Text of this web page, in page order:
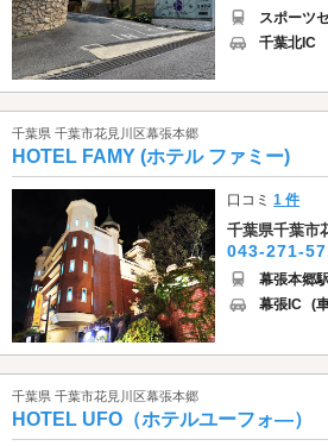
スポーツ
千葉北IC
千葉県 千葉市花見川区幕張本郷
HOTEL FAMY (ホテル ファミー)
口コミ1 件
千葉県千葉市
043-271-
幕張本郷
幕張IC (
千葉県 千葉市花見川区幕張本郷
HOTEL UFO（ホテルユーフォ―）